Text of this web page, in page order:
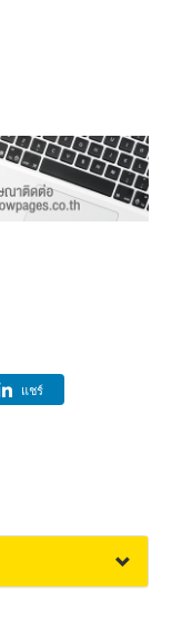
แชร์